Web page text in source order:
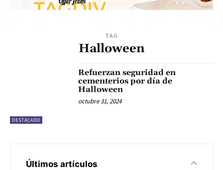
TAG
Halloween
DESTACADO
Refuerzan seguridad en
cementerios por día de
Halloween
octubre 31, 2024
Últimos artículos